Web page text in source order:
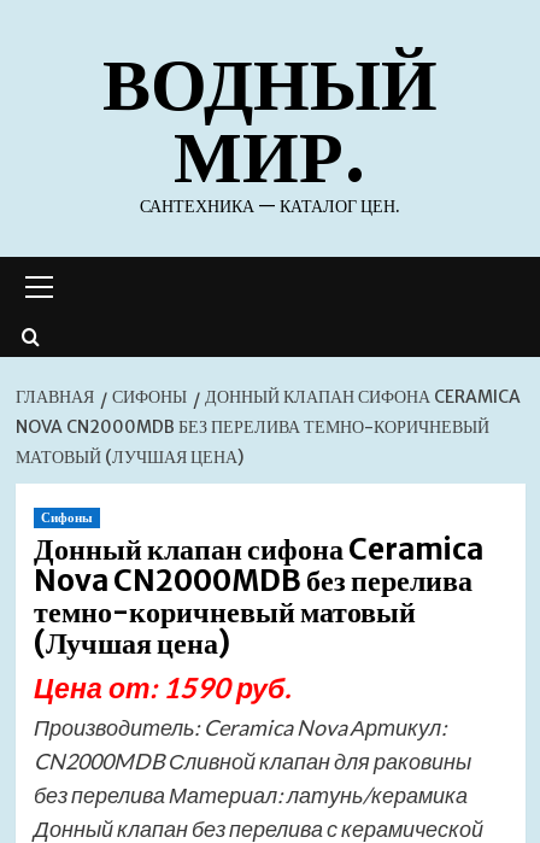
содержимомуВОДНЫЙ
МИР.
САНТЕХНИКА — КАТАЛОГ ЦЕН.
меню
ГЛАВНАЯ СИФОНЫ
ДОННЫЙ КЛАПАН СИФОНА CERAMICA
NOVA CN2000MDB БЕЗ ПЕРЕЛИВА ТЕМНО-КОРИЧНЕВЫЙ
МАТОВЫЙ (ЛУЧШАЯ ЦЕНА)
Сифоны
Донный клапан сифона Ceramica
Nova CN2000MDB без перелива
темно-коричневый матовый
(Лучшая цена)
Цена от: 1590 руб.
Производитель: Ceramica Nova Артикул:
CN2000MDB Сливной клапан для раковины
без перелива Материал: латунь/керамика
Донный клапан без перелива с керамической